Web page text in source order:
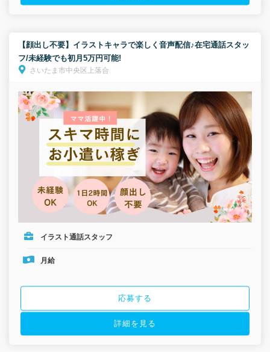
【顔出し不要】イラストキャラで楽しく音声配信♪在宅通話スタッ
フ/未経験でも初月5万円可能!
さいたま市中央区上落合
イラスト通話スタッフ
月給
応募する
詳細を見る